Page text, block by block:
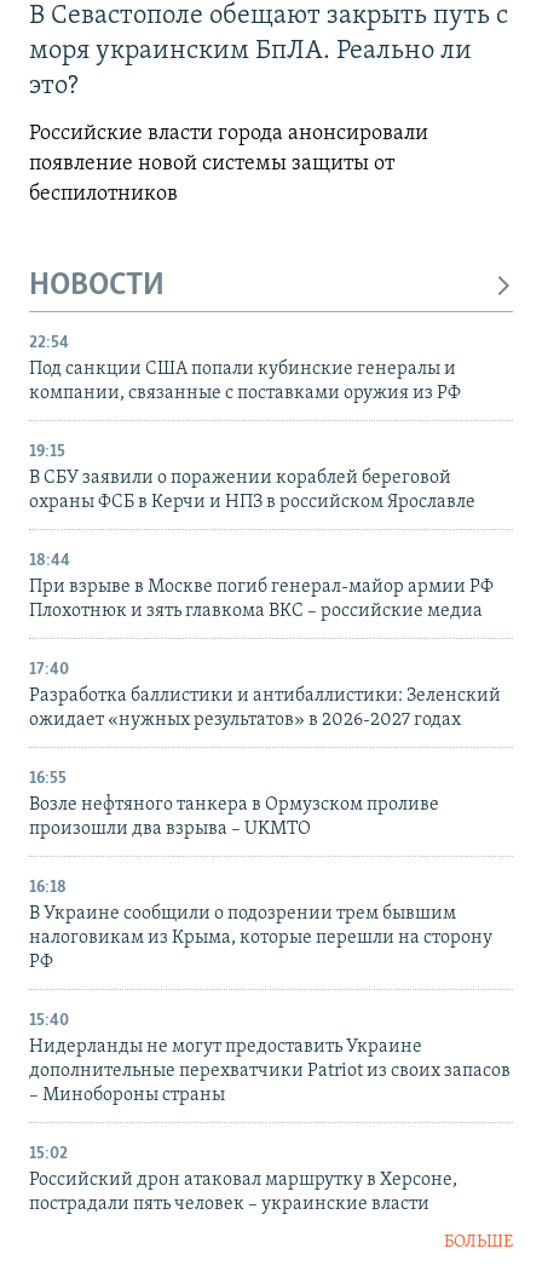
В Севастополе обещают закрыть путь с
моря украинским БпЛА. Реально ли
это?
Российские власти города анонсировали
появление новой системы защиты от
беспилотников
НОВОСТИ
22:54
Под санкции США попали кубинские генералы и
компании, связанные с поставками оружия из РФ
19:15
В СБУ заявили о поражении кораблей береговой
охраны ФСБ в Керчи и НПЗ в российском Ярославле
18:44
При взрыве в Москве погиб генерал-майор армии РФ
Плохотнюк и зять главкома ВКС – российские медиа
17:40
Разработка баллистики и антибаллистики: Зеленский
ожидает «нужных результатов» в 2026-2027 годах
16:55
Возле нефтяного танкера в Ормузском проливе
произошли два взрыва – UKMTO
16:18
В Украине сообщили о подозрении трем бывшим
налоговикам из Крыма, которые перешли на сторону
РФ
15:40
Нидерланды не могут предоставить Украине
дополнительные перехватчики Patriot из своих запасов
– Минобороны страны
15:02
Российский дрон атаковал маршрутку в Херсоне,
пострадали пять человек – украинские власти
БОЛЬШЕ